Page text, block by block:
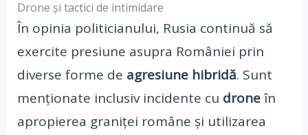
Drone și tactici de intimidare
În opinia politicianului, Rusia continuă să
exercite presiune asupra României prin
diverse forme de agresiune hibridă. Sunt
menționate inclusiv incidente cu droneîn
apropierea graniței române și utilizarea